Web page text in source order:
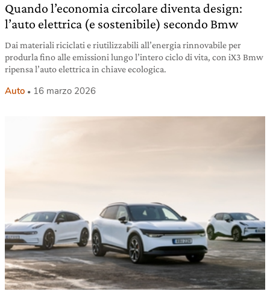
Quando l’economia circolare diventa design:
l’auto elettrica (e sostenibile) secondo Bmw
Dai materiali riciclati e riutilizzabili all’energia rinnovabile per
produrla fino alle emissioni lungo l’intero ciclo di vita, con iX3 Bmw
ripensa l’auto elettrica in chiave ecologica.
Auto 16 marzo 2026